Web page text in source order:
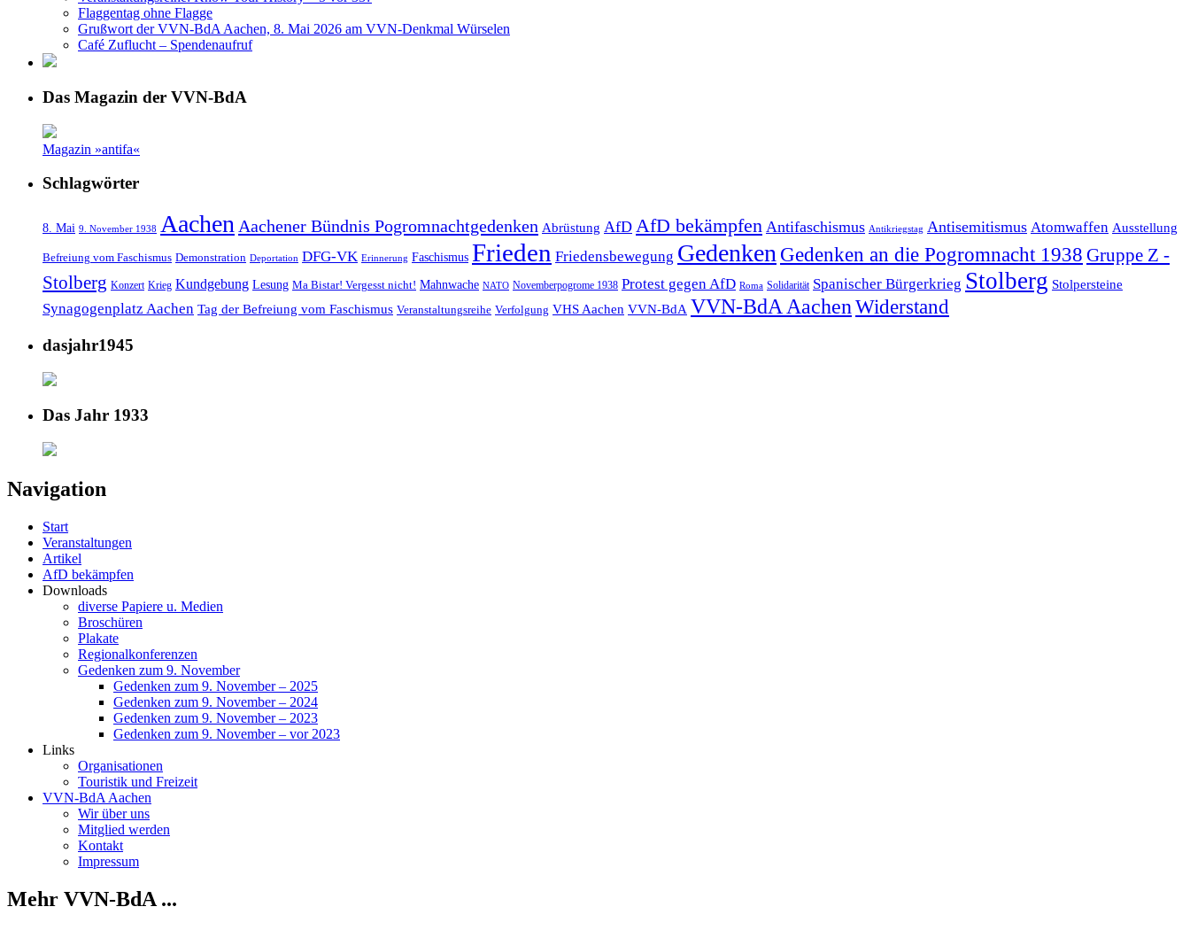
Flaggentag ohne Flagge
Grußwort der VVN-BdA Aachen, 8. Mai 2026 am VVN-Denkmal Würselen
Café Zuflucht – Spendenaufruf
Das Magazin der VVN-BdA
Magazin »antifa«
Schlagwörter
8. Mai 9. November 1938 Aachen Aachener Bündnis Pogromnachtgedenken Abrüstung AfD AfD bekämpfen Antifaschismus Antikriegstag Antisemitismus Atomwaffen Ausstellung
Befreiung vom Faschismus Demonstration Deportation DFG-VK Erinnerung Faschismus Frieden Friedensbewegung Gedenken Gedenken an die Pogromnacht 1938 Gruppe Z -
Stolberg Konzert Krieg Kundgebung Lesung Ma Bistar! Vergesst nicht! Mahnwache NATO Novemberpogrome 1938 Protest gegen AfD Roma Solidarität Spanischer Bürgerkrieg Stolberg Stolpersteine
Synagogenplatz Aachen Tag der Befreiung vom Faschismus Veranstaltungsreihe Verfolgung VHS Aachen VVN-BdA VVN-BdA AachenWiderstand
dasjahr1945
Das Jahr 1933
Navigation
Start
Veranstaltungen
Artikel
AfD bekämpfen
Downloads
diverse Papiere u. Medien
Broschüren
Plakate
Regionalkonferenzen
Gedenken zum 9. November
Gedenken zum 9. November – 2025
Gedenken zum 9. November – 2024
Gedenken zum 9. November – 2023
Gedenken zum 9. November – vor 2023
Links
Organisationen
Touristik und Freizeit
VVN-BdA Aachen
Wir über uns
Mitglied werden
Kontakt
Impressum
Mehr VVN-BdA ...